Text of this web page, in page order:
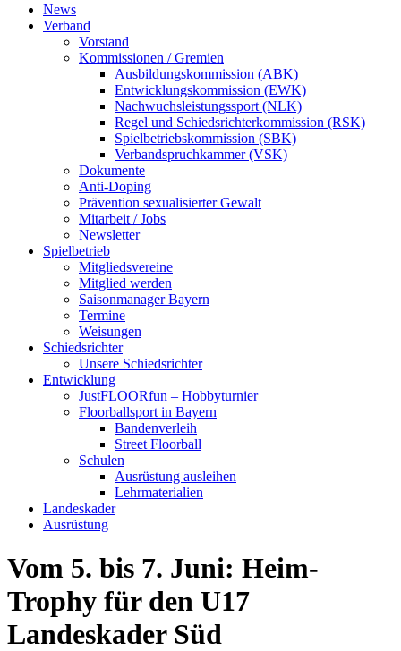
News
Verband
Vorstand
Kommissionen / Gremien
Ausbildungskommission (ABK)
Entwicklungskommission (EWK)
Nachwuchsleistungssport (NLK)
Regel und Schiedsrichterkommission (RSK)
Spielbetriebskommission (SBK)
Verbandspruchkammer (VSK)
Dokumente
Anti-Doping
Prävention sexualisierter Gewalt
Mitarbeit / Jobs
Newsletter
Spielbetrieb
Mitgliedsvereine
Mitglied werden
Saisonmanager Bayern
Termine
Weisungen
Schiedsrichter
Unsere Schiedsrichter
Entwicklung
JustFLOORfun – Hobbyturnier
Floorballsport in Bayern
Bandenverleih
Street Floorball
Schulen
Ausrüstung ausleihen
Lehrmaterialien
Landeskader
Ausrüstung
Vom 5. bis 7. Juni: Heim-
Trophy für den U17
Landeskader Süd